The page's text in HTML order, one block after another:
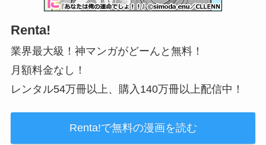
Renta!
業界最大級！神マンガがどーんと無料！
月額料金なし！
レンタル54万冊以上、購入140万冊以上配信中！
Renta!で無料の漫画を読む